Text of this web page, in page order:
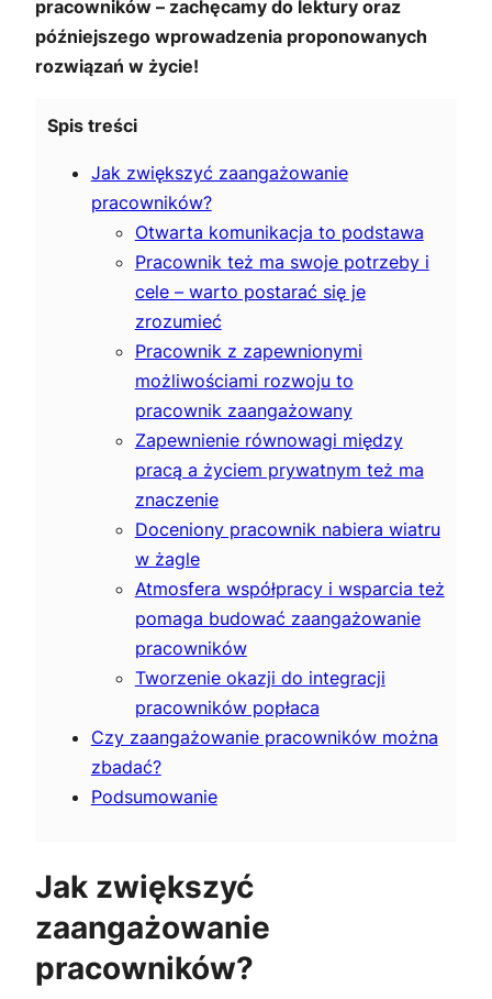
pracowników – zachęcamy do lektury oraz
późniejszego wprowadzenia proponowanych
rozwiązań w życie!
Spis treści
Jak zwiększyć zaangażowanie
pracowników?
Otwarta komunikacja to podstawa
Pracownik też ma swoje potrzeby i
cele – warto postarać się je
zrozumieć
Pracownik z zapewnionymi
możliwościami rozwoju to
pracownik zaangażowany
Zapewnienie równowagi między
pracą a życiem prywatnym też ma
znaczenie
Doceniony pracownik nabiera wiatru
w żagle
Atmosfera współpracy i wsparcia też
pomaga budować zaangażowanie
pracowników
Tworzenie okazji do integracji
pracowników popłaca
Czy zaangażowanie pracowników można
zbadać?
Podsumowanie
Jak zwiększyć
zaangażowanie
pracowników?